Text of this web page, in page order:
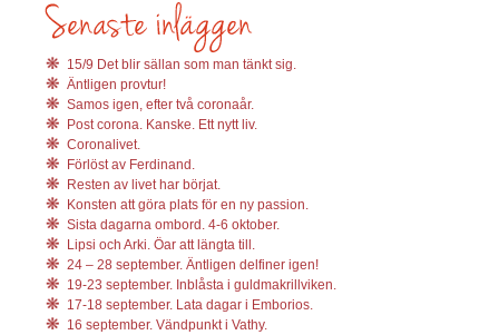
15/9 Det blir sällan som man tänkt sig.
Äntligen provtur!
Samos igen, efter två coronaår.
Post corona. Kanske. Ett nytt liv.
Coronalivet.
Förlöst av Ferdinand.
Resten av livet har börjat.
Konsten att göra plats för en ny passion.
Sista dagarna ombord. 4-6 oktober.
Lipsi och Arki. Öar att längta till.
24 – 28 september. Äntligen delfiner igen!
19-23 september. Inblåsta i guldmakrillviken.
17-18 september. Lata dagar i Emborios.
16 september. Vändpunkt i Vathy.